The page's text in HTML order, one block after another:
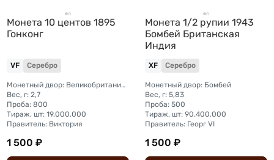
Монета 10 центов 1895
Гонконг
VF Серебро
Монетный двор: Великобритания, Лондон
Вес, г: 2,7
Проба: 800
Тираж, шт: 19.000.000
Правитель: Виктория
1 500 ₽
Монета 1/2 рупии 1943
Бомбей Британская
Индия
XF Серебро
Монетный двор: Бомбей
Вес, г: 5,83
Проба: 500
Тираж, шт: 90.400.000
Правитель: Георг VI
1 500 ₽